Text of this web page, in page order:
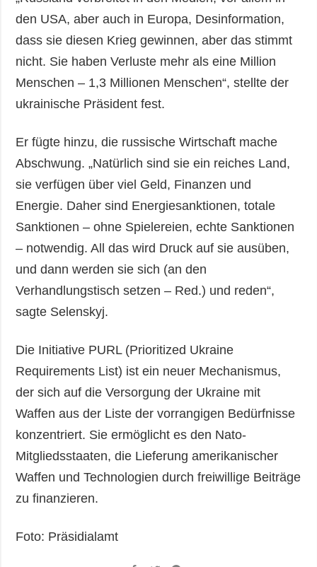
den USA, aber auch in Europa, Desinformation,
dass sie diesen Krieg gewinnen, aber das stimmt
nicht. Sie haben Verluste mehr als eine Million
Menschen – 1,3 Millionen Menschen“, stellte der
ukrainische Präsident fest.
Er fügte hinzu, die russische Wirtschaft mache
Abschwung. „Natürlich sind sie ein reiches Land,
sie verfügen über viel Geld, Finanzen und
Energie. Daher sind Energiesanktionen, totale
Sanktionen – ohne Spielereien, echte Sanktionen
– notwendig. All das wird Druck auf sie ausüben,
und dann werden sie sich (an den
Verhandlungstisch setzen – Red.) und reden“,
sagte Selenskyj.
Die Initiative PURL (Prioritized Ukraine
Requirements List) ist ein neuer Mechanismus,
der sich auf die Versorgung der Ukraine mit
Waffen aus der Liste der vorrangigen Bedürfnisse
konzentriert. Sie ermöglicht es den Nato-
Mitgliedsstaaten, die Lieferung amerikanischer
Waffen und Technologien durch freiwillige Beiträge
zu finanzieren.
Foto: Präsidialamt